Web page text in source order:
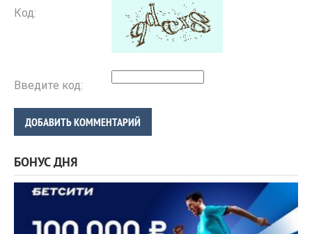
Код:
Введите код:
ДОБАВИТЬ КОММЕНТАРИЙ
БОНУС ДНЯ